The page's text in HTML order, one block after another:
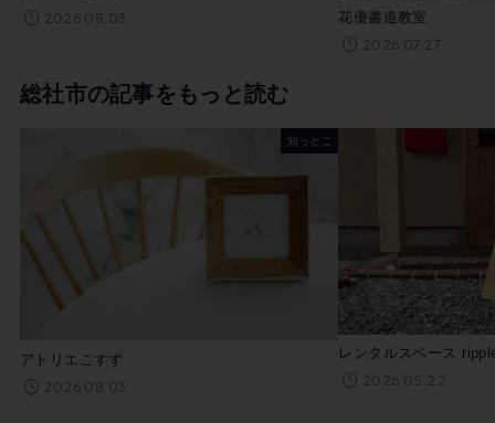
2026.08.03 花優書道教室
2026.07.27
総社市の記事をもっと読む
知っとこ
アトリエこすず
2026.08.03
レンタルスペース
2026.05.22